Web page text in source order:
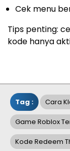
Cek menu
Tips penting:
kode hanya
Tag : Cara
Game Roblox
Kode Redeem